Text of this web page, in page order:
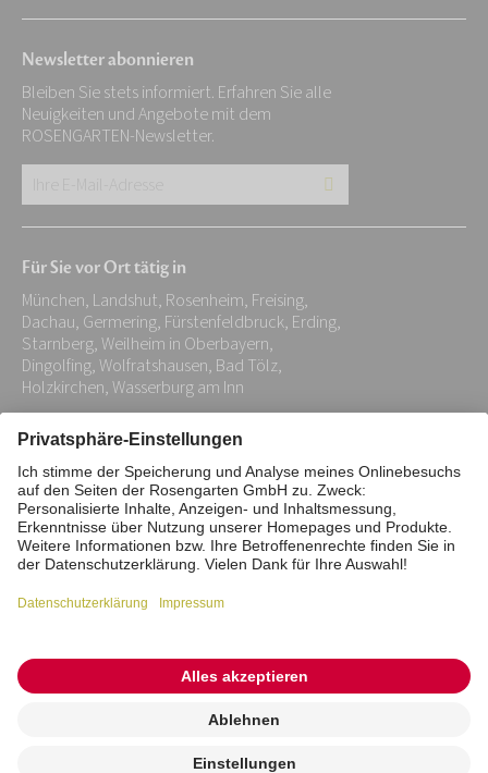
Newsletter abonnieren
Bleiben Sie stets informiert. Erfahren Sie alle
Neuigkeiten und Angebote mit dem
ROSENGARTEN-Newsletter.
E-
Adresse:
*
Für Sie vor Ort tätig in
München, Landshut, Rosenheim, Freising,
Dachau, Germering, Fürstenfeldbruck, Erding,
Starnberg, Weilheim in Oberbayern,
Dingolfing, Wolfratshausen, Bad Tölz,
Holzkirchen, Wasserburg am Inn
Impressum Datenschutz
Stiftung
Interne Meldestelle
Zahlungsmittel
Barrierefreiheitserklärung
Vertrag widerrufen
© 2026 ROSENGARTEN-Tierbestattung